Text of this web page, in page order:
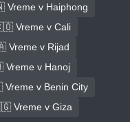
v Haiphong
Vreme v Cali
v Rijad
v Hanoj
v Benin City
Vreme v Giza